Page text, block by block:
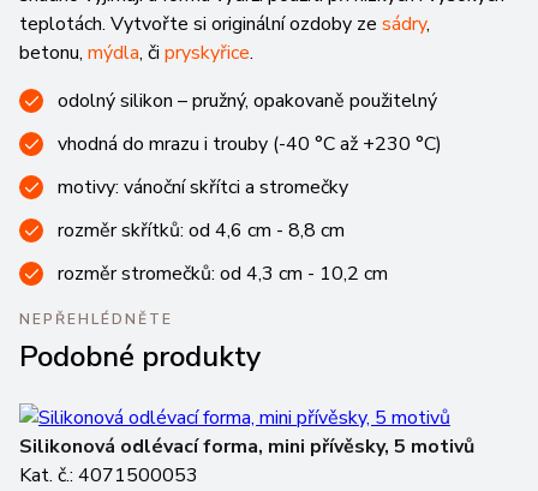
teplotách. Vytvořte si originální ozdoby ze sádry,
betonu, mýdla, či pryskyřice.
odolný silikon – pružný, opakovaně použitelný
vhodná do mrazu i trouby (-40 °C až +230 °C)
motivy: vánoční skřítci a stromečky
rozměr skřítků: od 4,6 cm - 8,8 cm
rozměr stromečků: od 4,3 cm - 10,2 cm
NEPŘEHLÉDNĚTE
Podobné produkty
Silikonová odlévací forma, mini přívěsky, 5 motivů
Kat. č.: 4071500053